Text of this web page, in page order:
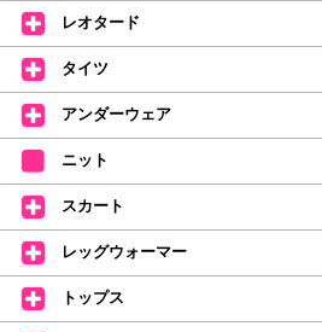
(お一人様1本限りになります)
価格改定のお知らせ
2026年4月1日よりシューズ全般、衣類など商
何卒ご理解いただけますようお願い申し上げ
【シューズのフィッティングについて】
全店、ご予約不要です(18:30まで)。タイ
持参してください。
皆さまのダンスライフをサポートできるよう
おります。
【新商品はこちらから】 ←ここをクリッ
レオタード
タイツ
アンダーウェア
ニット
スカート
レッグウォーマー
トップス